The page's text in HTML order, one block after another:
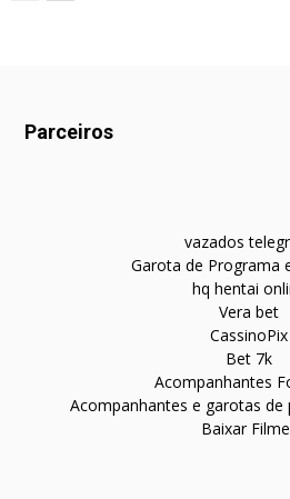
Parceiros
vazados
Garota de Programa
hq hentai
Vera bet
CassinoPix
Bet 7k
Acompanhantes
Acompanhantes e garotas de
Baixar